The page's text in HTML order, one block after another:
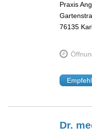
Praxis
76135
Dr.